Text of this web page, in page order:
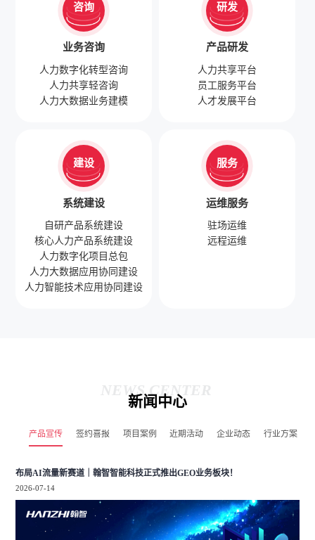
咨询
业务咨询
人力数字化转型咨询
人力共享轻咨询
人力大数据业务建模
研发
产品研发
人力共享平台
员工服务平台
人才发展平台
建设
系统建设
自研产品系统建设
核心人力产品系统建设
人力数字化项目总包
人力大数据应用协同建设
人力智能技术应用协同建设
服务
运维服务
驻场运维
远程运维
NEWS CENTER
新闻中心
产品宣传 签约喜报 项目案例 近期活动 企业动态 行业方案
布局AI流量新赛道｜翰智智能科技正式推出GEO业务板块！
2026-07-14